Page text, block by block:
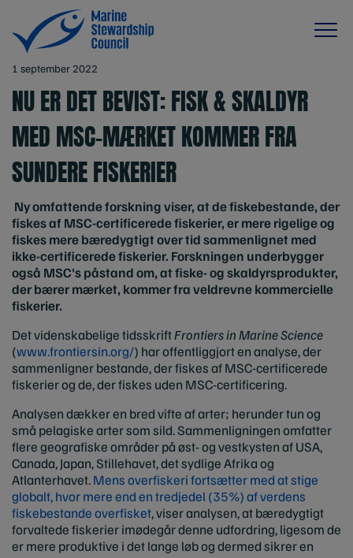
1 september 2022
NU ER DET BEVIST: FISK & SKALDYR
MED MSC-MÆRKET KOMMER FRA
SUNDERE FISKERIER
Ny omfattende forskning viser, at de fiskebestande, der
fiskes af MSC-certificerede fiskerier, er mere rigelige og
fiskes mere bæredygtigt over tid sammenlignet med
ikke-certificerede fiskerier. Forskningen underbygger
også MSC's påstand om, at fiske- og skaldyrsprodukter,
der bærer mærket, kommer fra veldrevne kommercielle
fiskerier.
Det videnskabelige tidsskriftFrontiers in Marine Science
(www.frontiersin.org/) har offentliggjort en analyse, der
sammenligner bestande, der fiskes af MSC-certificerede
fiskerier og de, der fiskes uden MSC-certificering.
Analysen dækker en bred vifte af arter; herunder tun og
små pelagiske arter som sild. Sammenligningen omfatter
flere geografiske områder på øst- og vestkysten af USA,
Canada, Japan, Stillehavet, det sydlige Afrika og
Atlanterhavet.Mens overfiskeri fortsætter med at stige
globalt, hvor mere end en tredjedel (35%) af verdens
fiskebestande overfisket, viser analysen, at bæredygtigt
forvaltede fiskerier imødegår denne udfordring, ligesom de
er mere produktive i det lange løb og dermed sikrer en